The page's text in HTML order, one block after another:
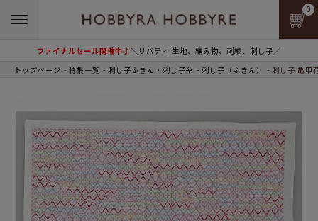
ファイナルセール開催中♪＼リバティ 生地、編み物、刺繍、刺し子／
0
トップページ 特集一覧 刺し子ふきん・刺し子糸 刺し子（ふきん） 刺し子 亀甲